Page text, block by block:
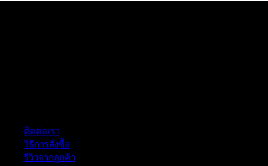
ติดต่อเรา
วิธีการสั่งซื้อ
รีวิวจากลูกค้า